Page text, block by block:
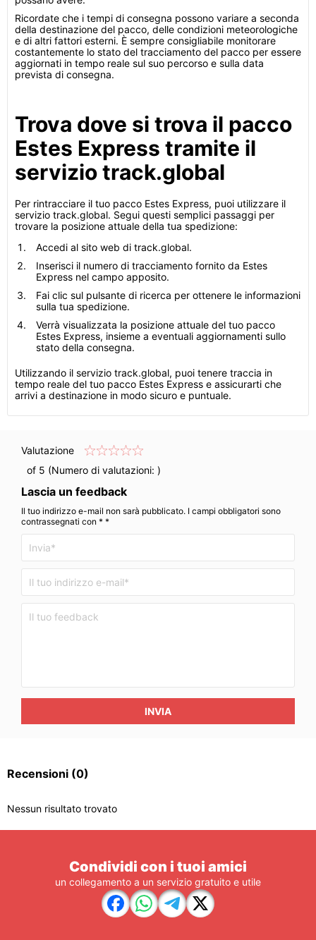
Ricordate che i tempi di consegna possono variare a seconda
della destinazione del pacco, delle condizioni meteorologiche
e di altri fattori esterni. È sempre consigliabile monitorare
costantemente lo stato del tracciamento del pacco per essere
aggiornati in tempo reale sul suo percorso e sulla data
prevista di consegna.
Trova dove si trova il pacco
Estes Express tramite il
servizio track.global
Per rintracciare il tuo pacco Estes Express, puoi utilizzare il
servizio track.global. Segui questi semplici passaggi per
trovare la posizione attuale della tua spedizione:
Accedi al sito web di track.global.
Inserisci il numero di tracciamento fornito da Estes
Express nel campo apposito.
Fai clic sul pulsante di ricerca per ottenere le informazioni
sulla tua spedizione.
Verrà visualizzata la posizione attuale del tuo pacco
Estes Express, insieme a eventuali aggiornamenti sullo
stato della consegna.
Utilizzando il servizio track.global, puoi tenere traccia in
tempo reale del tuo pacco Estes Express e assicurarti che
arrivi a destinazione in modo sicuro e puntuale.
Valutazione
of 5 (Numero di valutazioni: )
Lascia un feedback
Il tuo indirizzo e-mail non sarà pubblicato. I campi obbligatori sono
contrassegnati con * *
INVIA
Recensioni (0)
Nessun risultato trovato
Condividi con i tuoi amici
un collegamento a un servizio gratuito e utile